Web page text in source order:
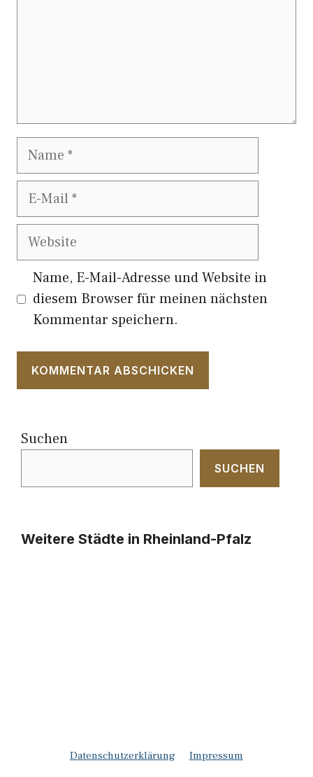
Name
E-
Website
Name, E-Mail-Adresse und Website in
diesem Browser für meinen nächsten
Kommentar speichern.
Suchen
SUCHEN
Weitere Städte in Rheinland-Pfalz
Datenschutzerklärung
Impressum